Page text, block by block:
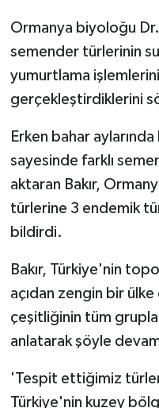
Ormanya biyoloğu
semender türlerinin
yumurtlama
gerçekleştirdiklerini
Erken bahar
sayesinde farklı
aktaran Bakır,
türlerine 3 endemik
bildirdi.
Bakır, Türkiye'nin
açıdan zengin bir
çeşitliğinin tüm
anlatarak şöyle
'Tespit ettiğimiz
Türkiye'nin kuzey